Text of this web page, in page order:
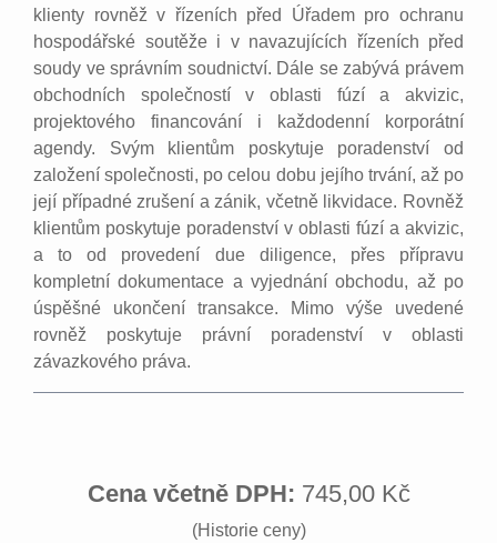
klienty rovněž v řízeních před Úřadem pro ochranu
hospodářské soutěže i v navazujících řízeních před
soudy ve správním soudnictví. Dále se zabývá právem
obchodních společností v oblasti fúzí a akvizic,
projektového financování i každodenní korporátní
agendy. Svým klientům poskytuje poradenství od
založení společnosti, po celou dobu jejího trvání, až po
její případné zrušení a zánik, včetně likvidace. Rovněž
klientům poskytuje poradenství v oblasti fúzí a akvizic,
a to od provedení due diligence, přes přípravu
kompletní dokumentace a vyjednání obchodu, až po
úspěšné ukončení transakce. Mimo výše uvedené
rovněž poskytuje právní poradenství v oblasti
závazkového práva.
Cena včetně DPH: 745,00 Kč
(Historie ceny)